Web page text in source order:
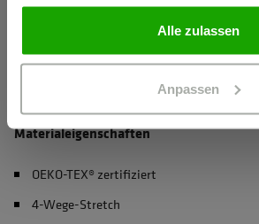
gesammelt haben.
Alle zulassen
Anpassen
Schwabmünchen, Deutschland
Materialeigenschaften
OEKO-TEX® zertifiziert
4-Wege-Stretch